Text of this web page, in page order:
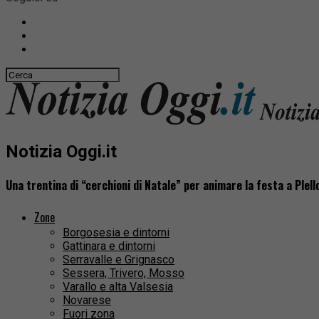
Notizia Oggi.it
Una trentina di “cerchioni di Natale” per animare la festa a
Zone
Borgosesia e dintorni
Gattinara e dintorni
Serravalle e Grignasco
Sessera, Trivero, Mosso
Varallo e alta Valsesia
Novarese
Fuori zona